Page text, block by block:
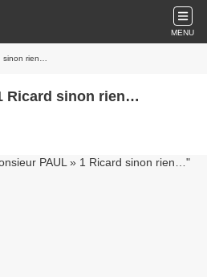
MENU
sinon rien…
» 1 Ricard sinon rien…